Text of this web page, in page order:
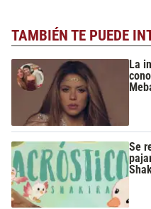
TAMBIÉN TE PUEDE
La
Se